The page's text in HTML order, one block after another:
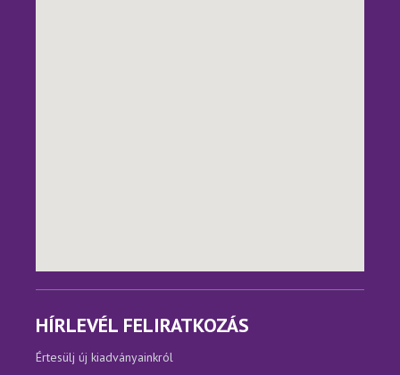
HÍRLEVÉL FELIRATKOZÁS
Értesülj új kiadványainkról